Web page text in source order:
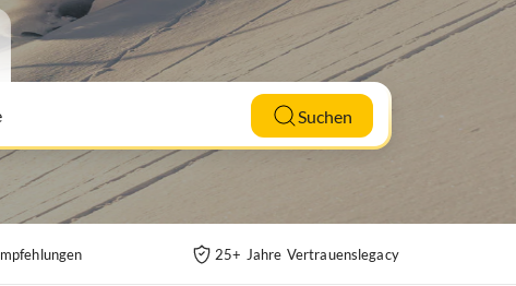
Suchen
25+ Jahre Vertrauenslegacy